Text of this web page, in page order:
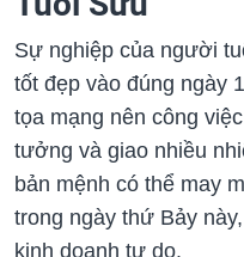
Sự nghiệp của người
tốt đẹp vào đúng ngày
tọa mạng nên công
tưởng và giao nhiều
bản mệnh có thể may
trong ngày thứ Bảy
kinh doanh tự do.